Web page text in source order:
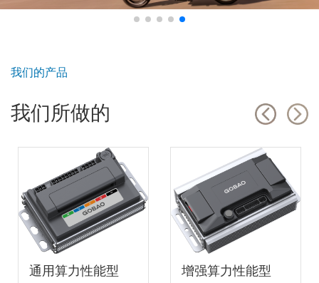
我们的产品
我们所做的
通用算力性能型 增强算力性能型